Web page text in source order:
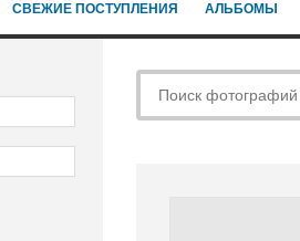
СВЕЖИЕ ПОСТУПЛЕНИЯ АЛЬБОМЫ